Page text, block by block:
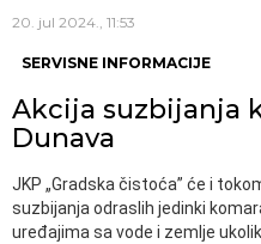
20. jul 2024., 11:53
SERVISNE INFORMACIJE
Akcija suzbijanja
Dunava
JKP „Gradska čistoća” će i
suzbijanja odraslih jedinki
uređajima sa vode i zemlje